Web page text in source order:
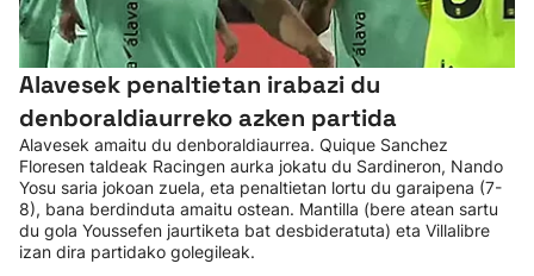
Alavesek penaltietan irabazi du
denboraldiaurreko azken partida
Alavesek amaitu du denboraldiaurrea. Quique Sanchez
Floresen taldeak Racingen aurka jokatu du Sardineron, Nando
Yosu saria jokoan zuela, eta penaltietan lortu du garaipena (7-
8), bana berdinduta amaitu ostean. Mantilla (bere atean sartu
du gola Youssefen jaurtiketa bat desbideratuta) eta Villalibre
izan dira partidako golegileak.